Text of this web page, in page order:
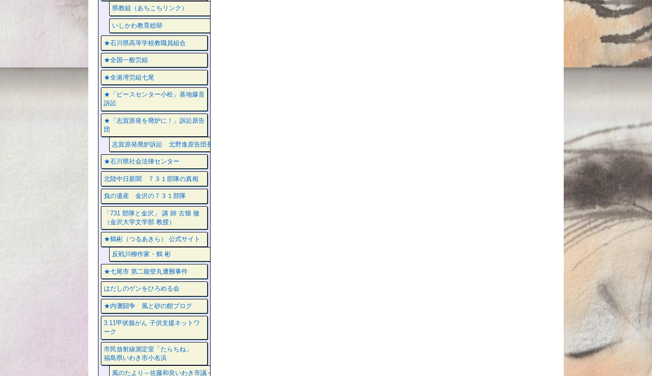
県教組（あちこちリンク）
いしかわ教育総研
★石川県高等学校教職員組合
★全国一般労組
★全港湾労組七尾
★「ピースセンター小松」基地爆音
訴訟
★「志賀原発を廃炉に！」訴訟原告
団
志賀原発廃炉訴訟 北野進原告団長
★石川県社会法律センター
北陸中日新聞 ７３１部隊の真相
負の遺産 金沢の７３１部隊
「731 部隊と金沢」 講 師 古畑 徹
（金沢大学文学部 教授）
★鶴彬（つるあきら） 公式サイト
反戦川柳作家・鶴 彬
★七尾市 第二能登丸遭難事件
はだしのゲンをひろめる会
★内灘闘争 風と砂の館ブログ
3.11甲状腺がん 子供支援ネットワ
ーク
市民放射線測定室「たらちね」
福島県いわき市小名浜
風のたより～佐藤和良いわき市議～